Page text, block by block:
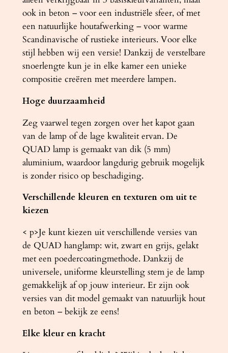
ook in beton – voor een industriële sfeer, of met
een natuurlijke houtafwerking – voor warme
Scandinavische of rustieke interieurs. Voor elke
stijl hebben wij een versie! Dankzij de verstelbare
snoerlengte kun je in elke kamer een unieke
compositie creëren met meerdere lampen.
Hoge duurzaamheid
Zeg vaarwel tegen zorgen over het kapot gaan
van de lamp of de lage kwaliteit ervan. De
QUAD lamp is gemaakt van dik (5 mm)
aluminium, waardoor langdurig gebruik mogelijk
is zonder risico op beschadiging.
Verschillende kleuren en texturen om uit te
kiezen
< p>Je kunt kiezen uit verschillende versies van
de QUAD hanglamp: wit, zwart en grijs, gelakt
met een poedercoatingmethode. Dankzij de
universele, uniforme kleurstelling stem je de lamp
gemakkelijk af op jouw interieur. Er zijn ook
versies van dit model gemaakt van natuurlijk hout
en beton – bekijk ze eens!
Elke kleur en kracht